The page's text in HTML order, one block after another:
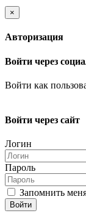
×
Авторизация
Войти через
Войти как
Войти через сайт
Логин
Пароль
Запомнить